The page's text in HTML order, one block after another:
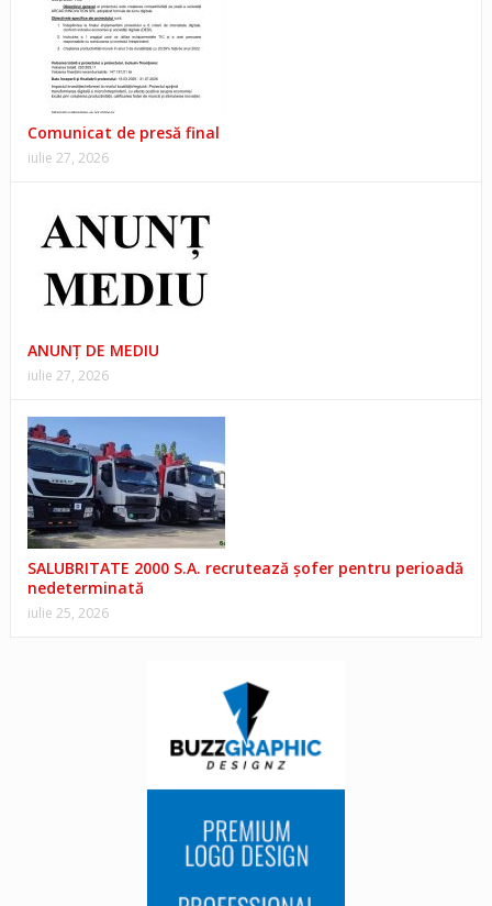
Comunicat de presă final
iulie 27, 2026
ANUNŢ DE MEDIU
iulie 27, 2026
SALUBRITATE 2000 S.A. recrutează șofer pentru perioadă
nedeterminată
iulie 25, 2026